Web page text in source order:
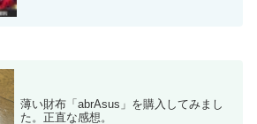
薄い財布「abrAsus」を購入してみまし
た。正直な感想。